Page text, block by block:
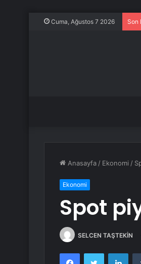
Cuma, Ağustos 7 2026 Son
Anasayfa / Ekonomi /
Ekonomi
Spot
SELCEN TAŞTEKİN
FacebookTwitter